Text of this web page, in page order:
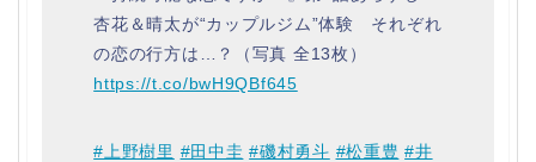
杏花＆晴太が“カップルジム”体験 それぞれ
の恋の行方は…？（写真 全13枚）
https://t.co/bwH9QBf645
#上野樹里 #田中圭 #磯村勇斗 #松重豊 #井